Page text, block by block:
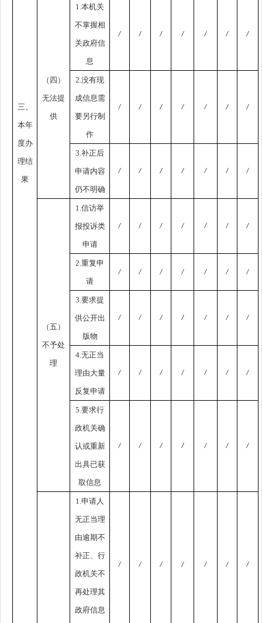
三、
本年
度办
理结
果
（四）
无法提
供
1.本机关
不掌握相
关政府信
息
/ / / / / / /
2.没有现
成信息需
要另行制
作
/ / / / / / /
3.补正后
申请内容
仍不明确
/ / / / / / /
（五）
不予处
理
1.信访举
报投诉类
申请
/ / / / / / /
2.重复申
请
/ / / / / / /
3.要求提
供公开出
版物
/ / / / / / /
4.无正当
理由大量
反复申请
/ / / / / / /
5.要求行
政机关确
认或重新
出具已获
取信息
/ / / / / / /
1.申请人
无正当理
由逾期不
补正、行
政机关不
再处理其
政府信息
/ / / / / / /